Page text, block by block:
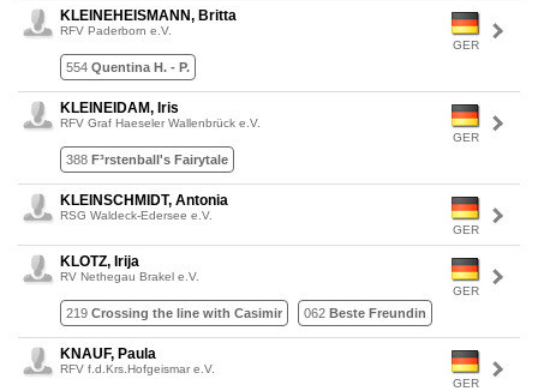
GER
KLEINEHEISMANN, Britta
RFV Paderborn e.V.
554 Quentina H. - P.
GER
KLEINEIDAM, Iris
RFV Graf Haeseler Wallenbrück e.V.
388 F³rstenball's Fairytale
GER
KLEINSCHMIDT, Antonia
RSG Waldeck-Edersee e.V.
GER
KLOTZ, Irija
RV Nethegau Brakel e.V.
219 Crossing the line with Casimir 062 Beste Freundin
GER
KNAUF, Paula
RFV f.d.Krs.Hofgeismar e.V.